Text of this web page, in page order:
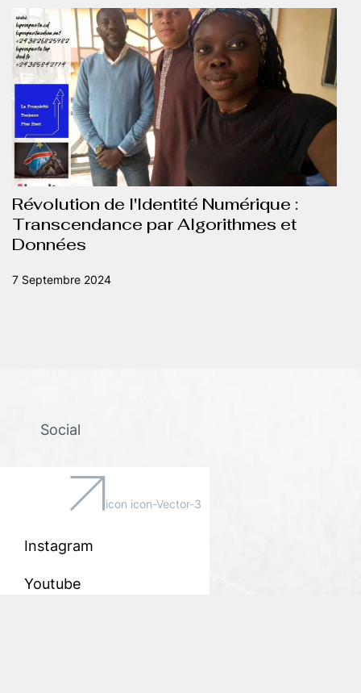
Révolution de l'Identité Numérique :
Transcendance par Algorithmes et
Données
7 Septembre 2024
Social
icon icon-Vector-3
Instagram
Youtube